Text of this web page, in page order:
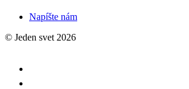
Napíšte nám
© Jeden svet 2026